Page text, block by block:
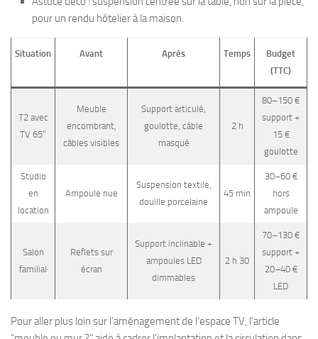
pour un rendu hôtelier à la maison.
Situation Avant Après Temps
Budget
(TTC)
T2 avec
TV 65”
Meuble
encombrant,
câbles visibles
Support articulé,
goulotte, câble
masqué
2 h
80–150 €
support +
15 €
goulotte
Studio
en
location
Ampoule nue
Suspension textile,
douille porcelaine
45 min
30–60 €
hors
ampoule
Salon
familial
Reflets sur
écran
Support inclinable +
ampoules LED
dimmables
2 h 30
70–130 €
support +
20–40 €
LED
Pour aller plus loin sur l’aménagement de l’espace TV, l’article